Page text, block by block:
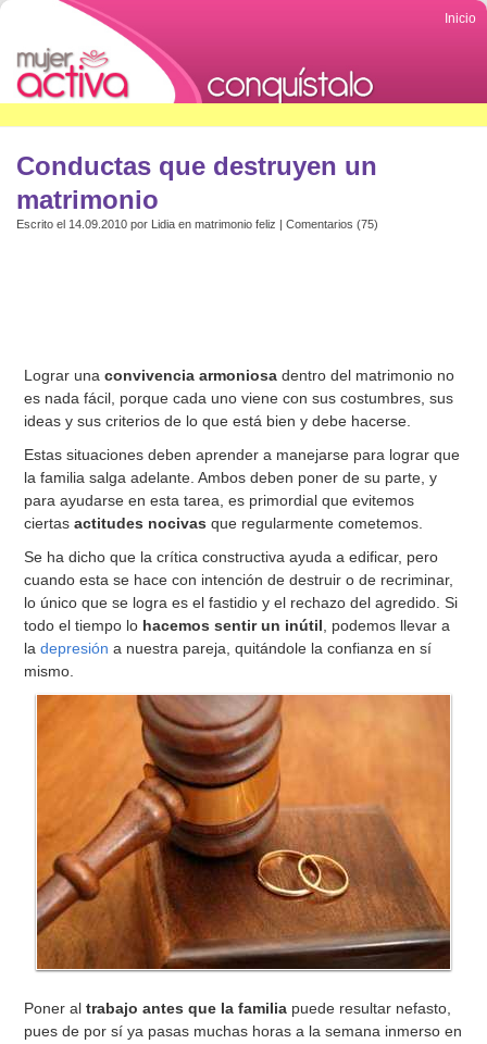
Inicio
Conductas que destruyen un
matrimonio
Escrito el 14.09.2010 por Lidia en matrimonio feliz | Comentarios (75)
Lograr una convivencia armoniosa dentro del matrimonio no
es nada fácil, porque cada uno viene con sus costumbres, sus
ideas y sus criterios de lo que está bien y debe hacerse.
Estas situaciones deben aprender a manejarse para lograr que
la familia salga adelante. Ambos deben poner de su parte, y
para ayudarse en esta tarea, es primordial que evitemos
ciertasactitudes nocivas que regularmente cometemos.
Se ha dicho que la crítica constructiva ayuda a edificar, pero
cuando esta se hace con intención de destruir o de recriminar,
lo único que se logra es el fastidio y el rechazo del agredido. Si
todo el tiempo lo hacemos sentir un inútil , podemos llevar a
ladepresión a nuestra pareja, quitándole la confianza en sí
mismo.
Poner altrabajo antes que la familia puede resultar nefasto,
pues de por sí ya pasas muchas horas a la semana inmerso en